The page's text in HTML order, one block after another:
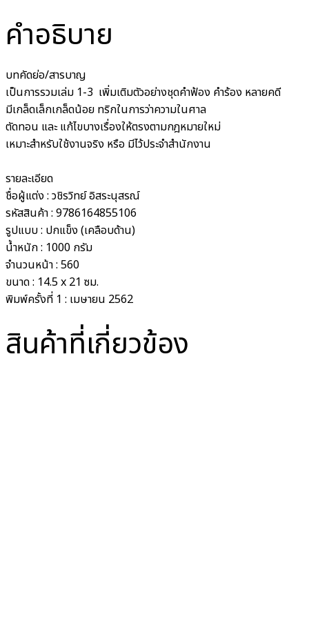
คำอธิบาย
บทคัดย่อ/สารบาญ
เป็นการรวมเล่ม 1-3 เพิ่มเติมตัวอย่างชุดคำฟ้อง คำร้อง หลายคดี
มีเกล็ดเล็กเกล็ดน้อย ทริกในการว่าความในศาล
ตัดทอน และ แก้ไขบางเรื่องให้ตรงตามกฎหมายใหม่
เหมาะสำหรับใช้งานจริง หรือ มีไว้ประจำสำนักงาน
รายละเอียด
ชื่อผู้แต่ง : วชิรวิทย์ อิสระนุสรณ์
รหัสสินค้า : 9786164855106
รูปแบบ : ปกแข็ง (เคลือบด้าน)
น้ำหนัก : 1000 กรัม
จำนวนหน้า : 560
ขนาด : 14.5 x 21 ซม.
พิมพ์ครั้งที่ 1 : เมษายน 2562
สินค้าที่เกี่ยวข้อง